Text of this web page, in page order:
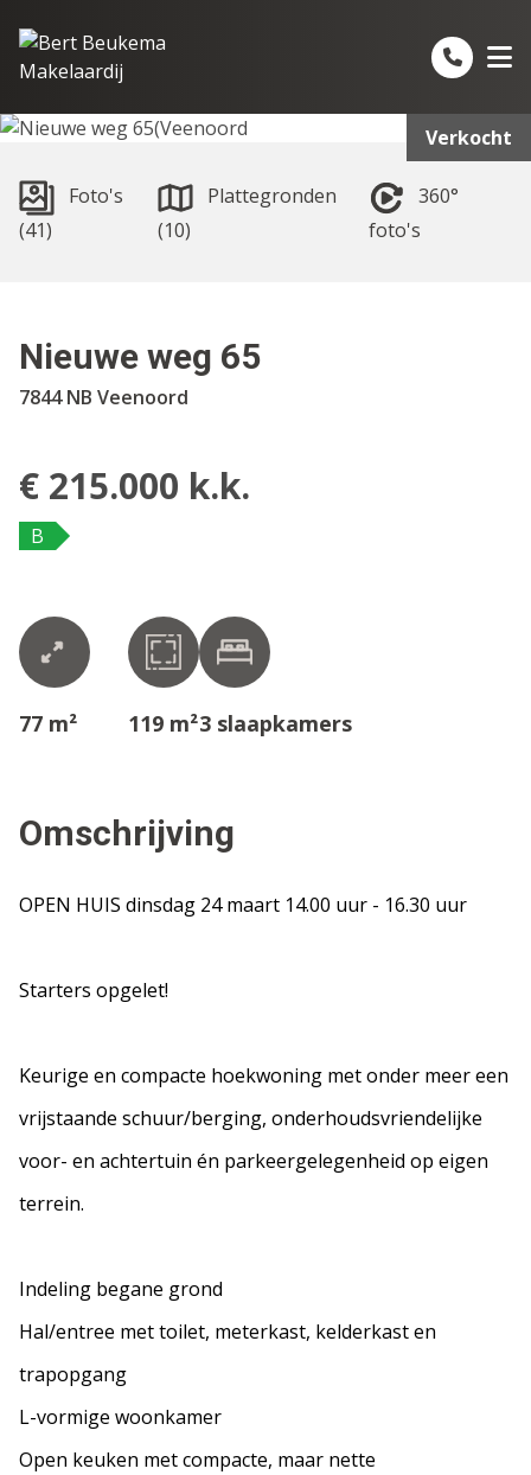
Verkocht
Foto's
(41)
Plattegronden
(10)
360°
foto's
Nieuwe weg 65
7844 NB Veenoord
€ 215.000 k.k.
B
77 m² 119 m²3 slaapkamers
Omschrijving
OPEN HUIS dinsdag 24 maart 14.00 uur - 16.30 uur
Starters opgelet!
Keurige en compacte hoekwoning met onder meer een
vrijstaande schuur/berging, onderhoudsvriendelijke
voor- en achtertuin én parkeergelegenheid op eigen
terrein.
Indeling begane grond
Hal/entree met toilet, meterkast, kelderkast en
trapopgang
L-vormige woonkamer
Open keuken met compacte, maar nette